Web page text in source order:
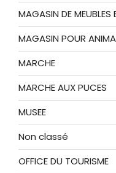
MAGASIN DE
MAGASIN POUR
MARCHE
MARCHE AUX PUCES
MUSEE
Non classé
OFFICE DU TOURISME